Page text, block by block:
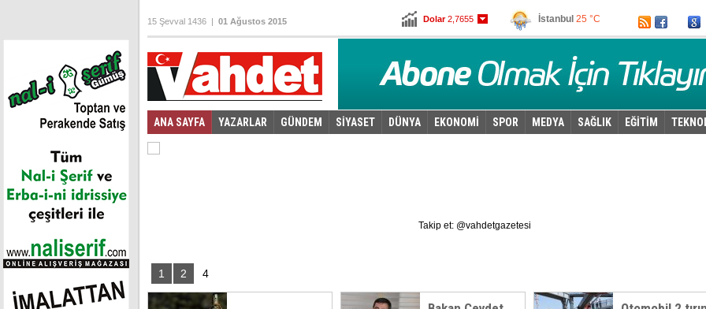
Dolar2,7655
Euro3,0595
İstanbul 25 °C
Ankara19 °C
15 Şevval 1436 | 01 Ağustos 2015
ANA SAYFA YAZARLAR GÜNDEM SİYASET DÜNYA EKONOMİ SPOR MEDYA SAĞLIK EĞİTİM
Foto Galeri
1 2 4
Takip et: @vahdetgazetesi